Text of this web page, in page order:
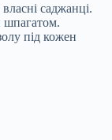
саджанці.
шпагатом.
під кожен